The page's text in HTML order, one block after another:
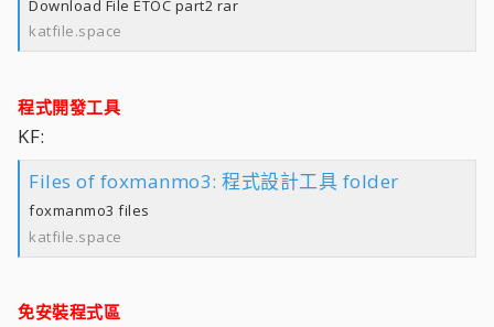
Download File ETOC part2 rar
katfile.space
程式開發工具
KF:
Files of foxmanmo3: 程式設計工具 folder
foxmanmo3 files
katfile.space
免安裝程式區